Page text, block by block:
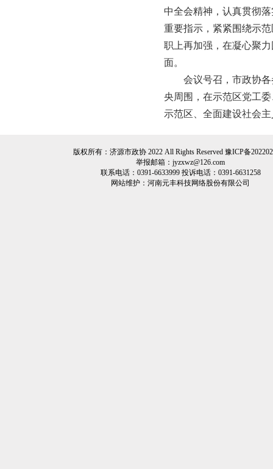
中全会精神，认真贯彻
重要指示，紧紧围绕示
职上再加强，在凝心聚
面。
会议号召，市政协
央周围，在示范区党工
示范区、全面建设社会
版权所有：济源市政协 2022 All Rights Reserved 豫ICP备
举报邮箱：jyzxwz@126.com
联系电话：0391-6633999 投诉电话：0391-6631258
网站维护： 河南元丰科技网络股份有限公司